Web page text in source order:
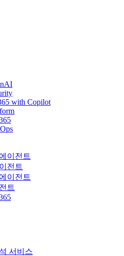
with Copilot
이전트
전트
이전트
트
서비스